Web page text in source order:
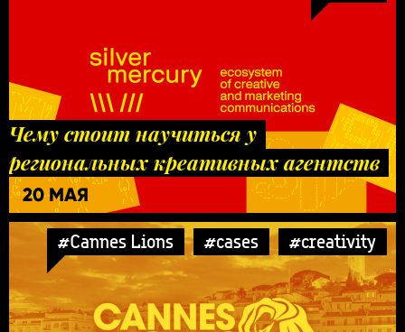
Чему стоит научиться у
региональных креативных агентств
20 МАЯ
#Cannes Lions #cases #creativity